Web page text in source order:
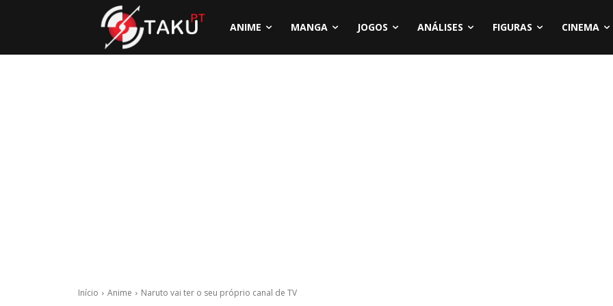
ANIME MANGA JOGOS ANÁLISES FIGURAS CINEMA
Início Anime Naruto vai ter o seu próprio canal de TV